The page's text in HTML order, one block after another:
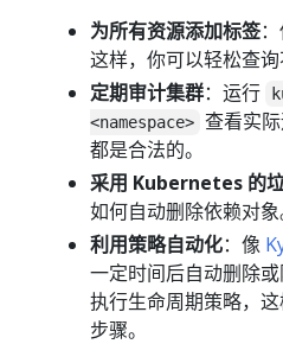
为所有资源添加标签
这样，你可以轻松查询
定期审计集群：运行
<namespace> 查看实
都是合法的。
采用 Kubernetes 的
如何自动删除依赖对象
利用策略自动化：像
一定时间后自动删除
执行生命周期策略，
步骤。